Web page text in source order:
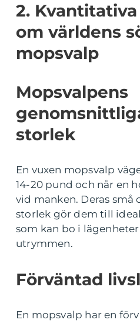
2.
om världens
mopsvalp
Mopsvalpens
storlek
En vuxen mopsvalp
14-20 pund och når en
vid manken. Deras små
storlek gör dem till
som kan bo i
utrymmen.
Förväntad
En mopsvalp har en